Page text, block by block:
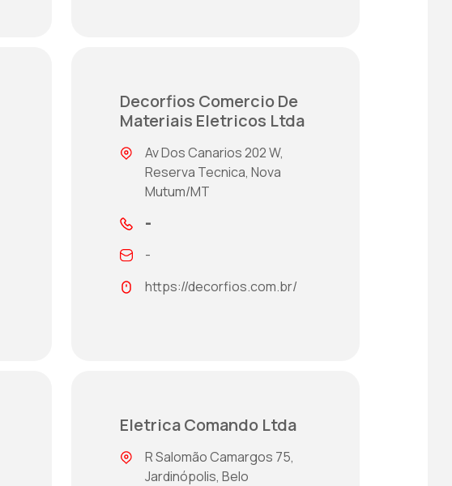
Decorfios Comercio De
Materiais Eletricos Ltda
Av Dos Canarios 202 W,
Reserva Tecnica, Nova
Mutum/MT
-
-
https://decorfios.com.br/
Eletrica Comando Ltda
R Salomão Camargos 75,
Jardinópolis, Belo